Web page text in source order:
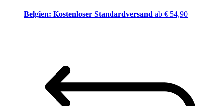
Belgien: Kostenloser Standardversand ab € 54,90